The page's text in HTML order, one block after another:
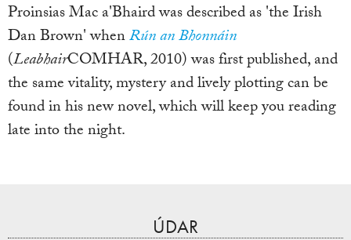
Proinsias Mac a'Bhaird was described as 'the Irish
Dan Brown' whenRún an Bhonnáin
(LeabhairCOMHAR, 2010) was first published, and
the same vitality, mystery and lively plotting can be
found in his new novel, which will keep you reading
late into the night.
ÚDAR